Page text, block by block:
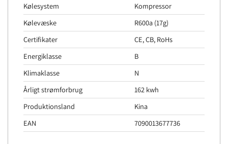
Kølesystem
Kompressor
Kølevæske
R600a (17g)
Certifikater
CE, CB, RoHs
Energiklasse
B
Klimaklasse
N
Årligt strømforbrug
162 kwh
Produktionsland
Kina
EAN
7090013677736